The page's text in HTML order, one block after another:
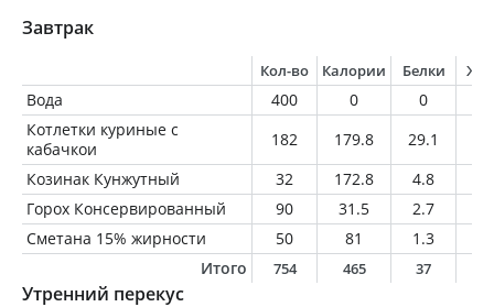
Завтрак
Кол-во Калории Белки
Вода 400 0 0
Котлетки куриные с
кабачкои
182 179.8 29.1
Козинак Кунжутный
32 172.8 4.8
Горох Консервированный
90 31.5 2.7
Сметана 15% жирности
50 81 1.3
Итого
754 465 37
Утренний перекус